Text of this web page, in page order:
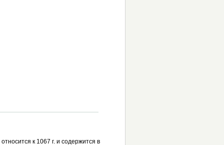
к 1067 г. и содержится в